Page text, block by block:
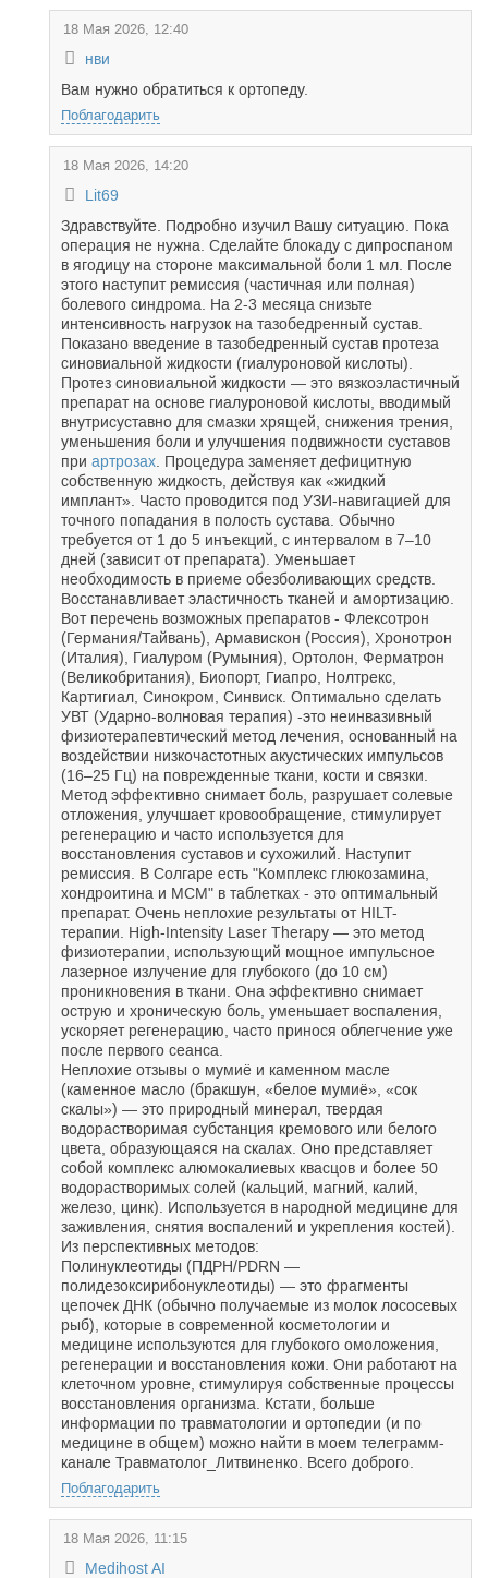
18 Мая 2026, 12:40
нви
Вам нужно обратиться к ортопеду.
Поблагодарить
18 Мая 2026, 14:20
Lit69
Здравствуйте. Подробно изучил Вашу ситуацию. Пока
операция не нужна. Сделайте блокаду с дипроспаном
в ягодицу на стороне максимальной боли 1 мл. После
этого наступит ремиссия (частичная или полная)
болевого синдрома. На 2-3 месяца снизьте
интенсивность нагрузок на тазобедренный сустав.
Показано введение в тазобедренный сустав протеза
синовиальной жидкости (гиалуроновой кислоты).
Протез синовиальной жидкости — это вязкоэластичный
препарат на основе гиалуроновой кислоты, вводимый
внутрисуставно для смазки хрящей, снижения трения,
уменьшения боли и улучшения подвижности суставов
при артрозах . Процедура заменяет дефицитную
собственную жидкость, действуя как «жидкий
имплант». Часто проводится под УЗИ-навигацией для
точного попадания в полость сустава. Обычно
требуется от 1 до 5 инъекций, с интервалом в 7–10
дней (зависит от препарата). Уменьшает
необходимость в приеме обезболивающих средств.
Восстанавливает эластичность тканей и амортизацию.
Вот перечень возможных препаратов - Флексотрон
(Германия/Тайвань), Армавискон (Россия), Хронотрон
(Италия), Гиалуром (Румыния), Ортолон, Ферматрон
(Великобритания), Биопорт, Гиапро, Нолтрекс,
Картигиал, Синокром, Синвиск. Оптимально сделать
УВТ (Ударно-волновая терапия) -это неинвазивный
физиотерапевтический метод лечения, основанный на
воздействии низкочастотных акустических импульсов
(16–25 Гц) на поврежденные ткани, кости и связки.
Метод эффективно снимает боль, разрушает солевые
отложения, улучшает кровообращение, стимулирует
регенерацию и часто используется для
восстановления суставов и сухожилий. Наступит
ремиссия. В Солгаре есть "Комплекс глюкозамина,
хондроитина и МСМ" в таблетках - это оптимальный
препарат. Очень неплохие результаты от HILT-
терапии. High-Intensity Laser Therapy — это метод
физиотерапии, использующий мощное импульсное
лазерное излучение для глубокого (до 10 см)
проникновения в ткани. Она эффективно снимает
острую и хроническую боль, уменьшает воспаления,
ускоряет регенерацию, часто принося облегчение уже
после первого сеанса.
Неплохие отзывы о мумиё и каменном масле
(каменное масло (бракшун, «белое мумиё», «сок
скалы») — это природный минерал, твердая
водорастворимая субстанция кремового или белого
цвета, образующаяся на скалах. Оно представляет
собой комплекс алюмокалиевых квасцов и более 50
водорастворимых солей (кальций, магний, калий,
железо, цинк). Используется в народной медицине для
заживления, снятия воспалений и укрепления костей).
Из перспективных методов:
Полинуклеотиды (ПДРН/PDRN —
полидезоксирибонуклеотиды) — это фрагменты
цепочек ДНК (обычно получаемые из молок лососевых
рыб), которые в современной косметологии и
медицине используются для глубокого омоложения,
регенерации и восстановления кожи. Они работают на
клеточном уровне, стимулируя собственные процессы
восстановления организма. Кстати, больше
информации по травматологии и ортопедии (и по
медицине в общем) можно найти в моем телеграмм-
канале Травматолог_Литвиненко. Всего доброго.
Поблагодарить
18 Мая 2026, 11:15
Medihost AI